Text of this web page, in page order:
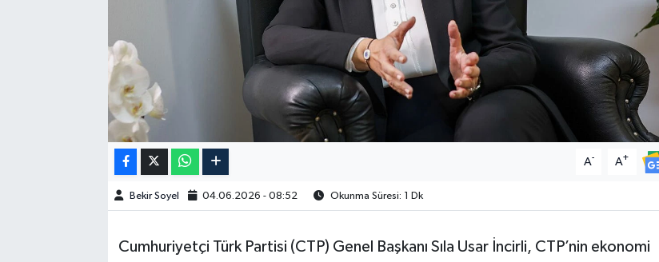
A- A+
Bekir Soyel 04.06.2026 - 08:52 Okunma Süresi: 1 Dk
Cumhuriyetçi Türk Partisi (CTP) Genel Başkanı Sıla Usar İncirli, CTP’nin ekonomi